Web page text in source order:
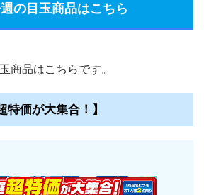
週の目玉商品はこちら
商品はこちらです。
特価が大集合！】